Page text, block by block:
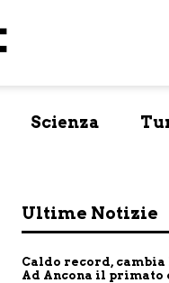
Scienza
Ultime Notizie
Caldo record,
Ad Ancona il